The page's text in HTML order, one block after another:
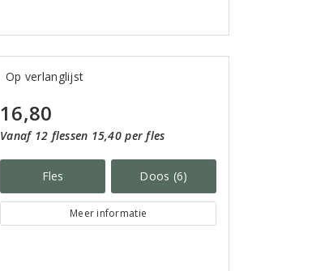
Op verlanglijst
16,80
Vanaf 12 flessen 15,40 per fles
Fles Doos (6)
Meer informatie